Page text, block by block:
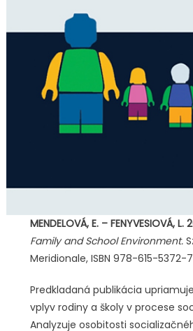
MENDELOVÁ, E. – FENYVESIOVÁ, L.
Family and School Environment.
Meridionale, ISBN 978-615-5372-
Predkladaná publikácia
vplyv rodiny a školy v procese
Analyzuje osobitosti